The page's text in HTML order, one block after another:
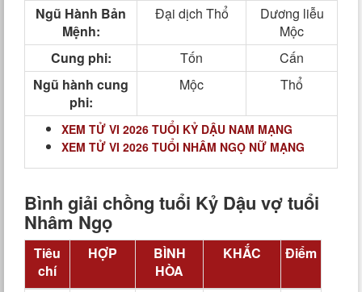
Ngũ Hành Bản
Mệnh:
Đại dịch Thổ
Dương liễu
Mộc
Cung phi:
Tốn
Cấn
Ngũ hành cung
phi:
Mộc Thổ
XEM TỬ VI 2026 TUỔI KỶ DẬU NAM MẠNG
XEM TỬ VI 2026 TUỔI NHÂM NGỌ NỮ MẠNG
Bình giải chồng tuổi Kỷ Dậu vợ tuổi
Nhâm Ngọ
Tiêu
chí
HỢP
BÌNH
HÒA
KHẮC Điểm